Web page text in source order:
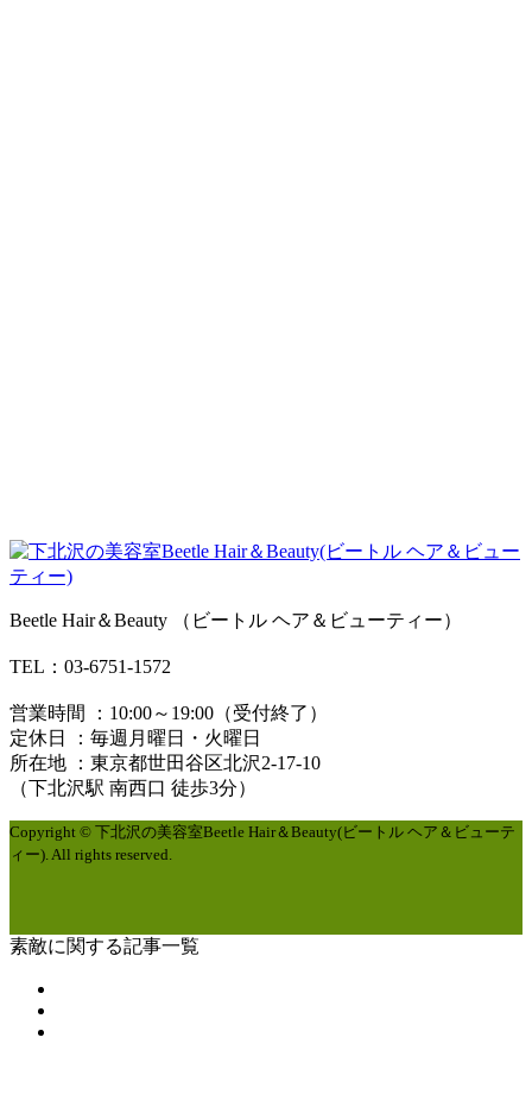
Beetle Hair＆Beauty （ビートル ヘア＆ビューティー）
TEL：03-6751-1572
営業時間 ：10:00～19:00（受付終了）
定休日 ：毎週月曜日・火曜日
所在地 ：東京都世田谷区北沢2-17-10
（下北沢駅 南西口 徒歩3分）
Copyright © 下北沢の美容室Beetle Hair＆Beauty(ビートル ヘア＆ビューテ
ィー). All rights reserved.
素敵に関する記事一覧